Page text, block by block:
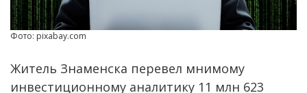
Фото: pixabay.com
Житель Знаменска перевел мнимому
инвестиционному аналитику 11 млн 623